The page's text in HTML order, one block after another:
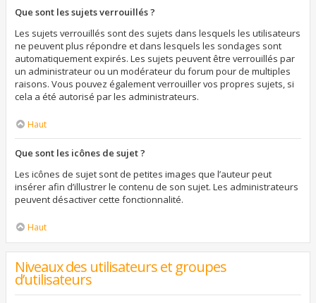
Que sont les sujets verrouillés ?
Les sujets verrouillés sont des sujets dans lesquels les utilisateurs
ne peuvent plus répondre et dans lesquels les sondages sont
automatiquement expirés. Les sujets peuvent être verrouillés par
un administrateur ou un modérateur du forum pour de multiples
raisons. Vous pouvez également verrouiller vos propres sujets, si
cela a été autorisé par les administrateurs.
Haut
Que sont les icônes de sujet ?
Les icônes de sujet sont de petites images que l’auteur peut
insérer afin d’illustrer le contenu de son sujet. Les administrateurs
peuvent désactiver cette fonctionnalité.
Haut
Niveaux des utilisateurs et groupes
d’utilisateurs